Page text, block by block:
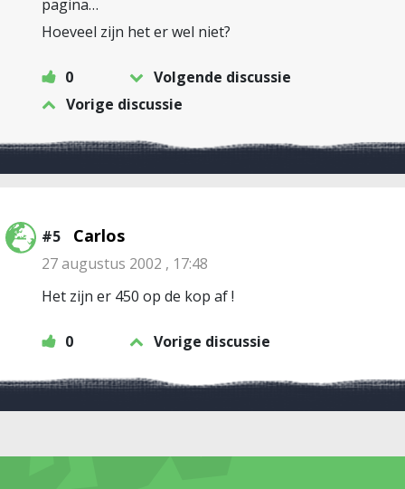
pagina…
Hoeveel zijn het er wel niet?
0
Volgende discussie
Vorige discussie
#5 Carlos
27 augustus 2002 , 17:48
Het zijn er 450 op de kop af !
0 Vorige discussie